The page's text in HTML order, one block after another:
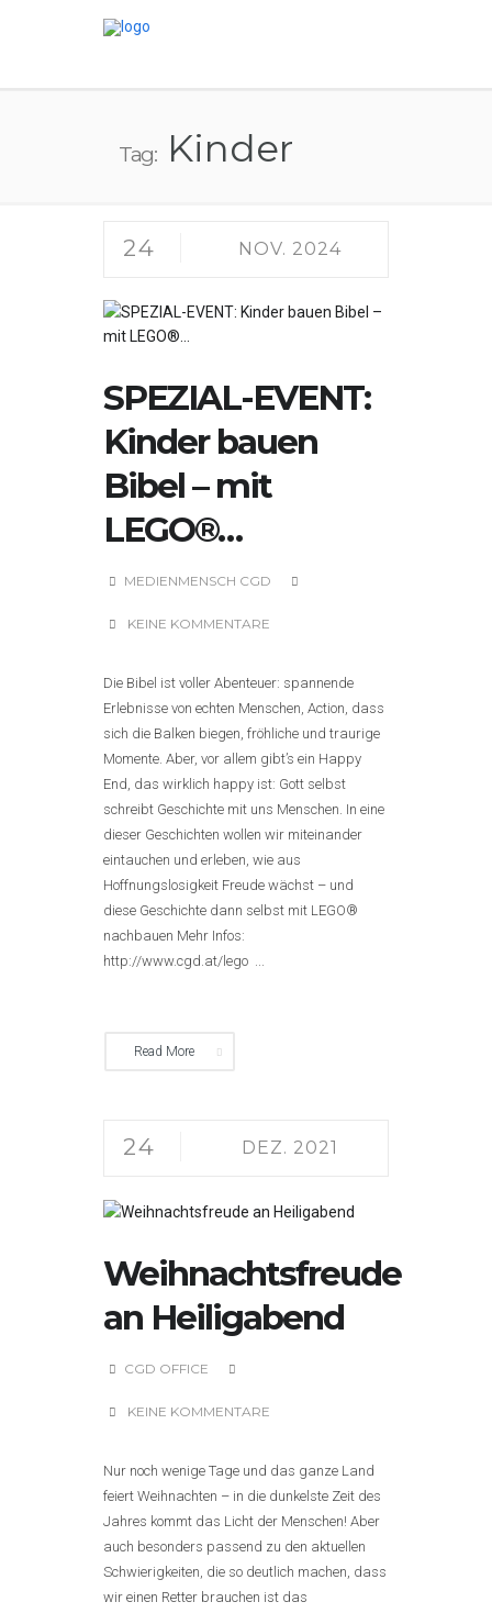
Tag:Kinder
24 NOV. 2024
SPEZIAL-EVENT:
Kinder bauen
Bibel – mit
LEGO®…
MEDIENMENSCH CGD
KEINE KOMMENTARE
Die Bibel ist voller Abenteuer: spannende
Erlebnisse von echten Menschen, Action, dass
sich die Balken biegen, fröhliche und traurige
Momente. Aber, vor allem gibt’s ein Happy
End, das wirklich happy ist: Gott selbst
schreibt Geschichte mit uns Menschen. In eine
dieser Geschichten wollen wir miteinander
eintauchen und erleben, wie aus
Hoffnungslosigkeit Freude wächst – und
diese Geschichte dann selbst mit LEGO®
nachbauen Mehr Infos:
http://www.cgd.at/lego ...
Read More
24 DEZ. 2021
Weihnachtsfreude
an Heiligabend
CGD OFFICE
KEINE KOMMENTARE
Nur noch wenige Tage und das ganze Land
feiert Weihnachten – in die dunkelste Zeit des
Jahres kommt das Licht der Menschen! Aber
auch besonders passend zu den aktuellen
Schwierigkeiten, die so deutlich machen, dass
wir einen Retter brauchen ist das